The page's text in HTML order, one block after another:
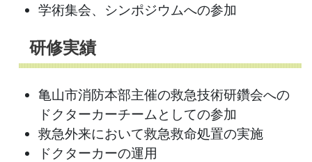
学術集会、シンポジウムへの参加
研修実績
亀山市消防本部主催の救急技術研鑽会への
ドクターカーチームとしての参加
救急外来において救急救命処置の実施
ドクターカーの運用